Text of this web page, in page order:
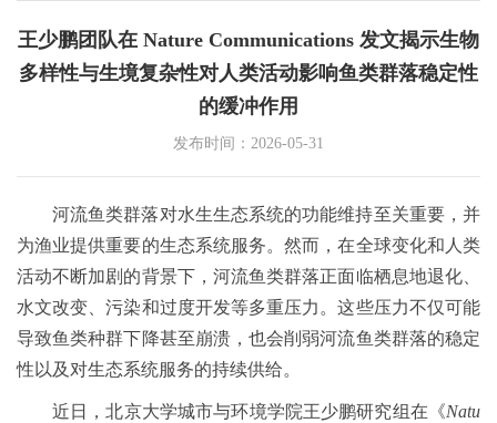
王少鹏团队在 Nature Communications 发文揭示生物
多样性与生境复杂性对人类活动影响鱼类群落稳定性
的缓冲作用
发布时间：2026-05-31
河流鱼类群落对水生生态系统的功能维持至关重要，并
为渔业提供重要的生态系统服务。然而，在全球变化和人类
活动不断加剧的背景下，河流鱼类群落正面临栖息地退化、
水文改变、污染和过度开发等多重压力。这些压力不仅可能
导致鱼类种群下降甚至崩溃，也会削弱河流鱼类群落的稳定
性以及对生态系统服务的持续供给。
近日，北京大学城市与环境学院王少鹏研究组在《Natu